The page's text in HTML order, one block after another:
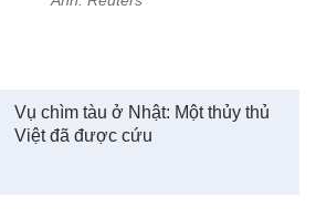
Vụ chìm tàu ở Nhật: Một thủy thủ
Việt đã được cứu